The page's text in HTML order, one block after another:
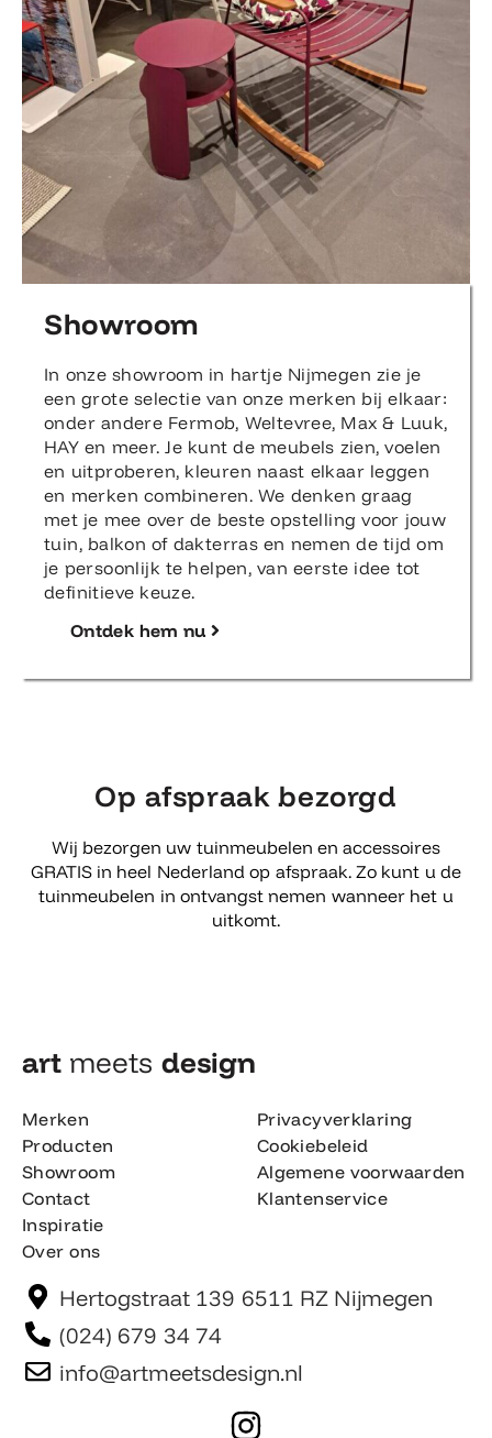
Showroom
In onze showroom in hartje Nijmegen zie je
een grote selectie van onze merken bij elkaar:
onder andere Fermob, Weltevree, Max & Luuk,
HAY en meer. Je kunt de meubels zien, voelen
en uitproberen, kleuren naast elkaar leggen
en merken combineren. We denken graag
met je mee over de beste opstelling voor jouw
tuin, balkon of dakterras en nemen de tijd om
je persoonlijk te helpen, van eerste idee tot
definitieve keuze.
Ontdek hem nu
Op afspraak bezorgd
Wij bezorgen uw tuinmeubelen en accessoires
GRATIS in heel Nederland op afspraak. Zo kunt u de
tuinmeubelen in ontvangst nemen wanneer het u
uitkomt.
art meets design​
Merken
Producten
Showroom
Contact
Inspiratie
Over ons
Privacyverklaring
Cookiebeleid
Algemene voorwaarden
Klantenservice
Hertogstraat 139 6511 RZ Nijmegen
(024) 679 34 74
info@artmeetsdesign.nl
I